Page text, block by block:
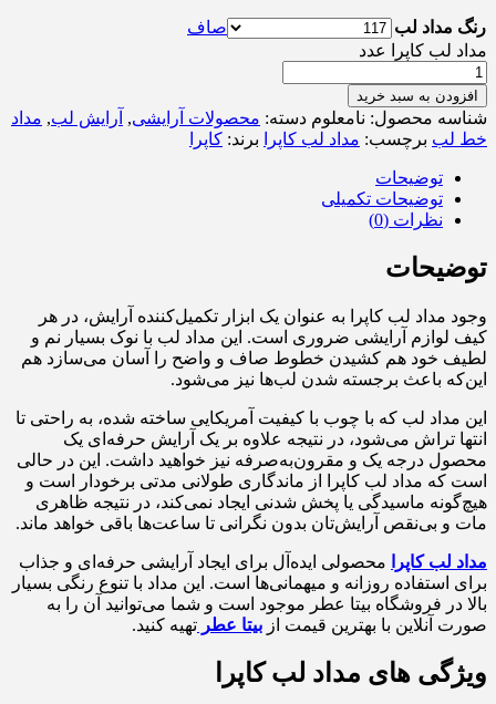
رنگ مداد لب
صاف
مداد لب کاپرا عدد
افزودن به سبد خرید
شناسه محصول: نامعلوم دسته: محصولات آرایشی, آرایش لب, مداد
خط لب برچسب: مداد لب کاپرا برند: کاپرا
توضیحات
توضیحات تکمیلی
نظرات (0)
توضیحات
وجود مداد لب کاپرا به‌ عنوان یک ابزار تکمیل‌کننده آرایش، در هر
کیف لوازم آرایشی ضروری است. این مداد لب با نوک بسیار نم و
لطیف خود هم کشیدن خطوط صاف و واضح را آسان می‌سازد هم
این‌که باعث برجسته شدن لب‌ها نیز می‌شود.
این مداد لب که با چوب با کیفیت آمریکایی ساخته شده، به راحتی تا
انتها تراش می‌شود، در نتیجه علاوه بر یک آرایش حرفه‌ای یک
محصول درجه یک و مقرون‌به‌صرفه نیز خواهید داشت. این در حالی
است که مداد لب کاپرا از ماندگاری طولانی مدتی برخودار است و
هیچ‌گونه ماسیدگی یا پخش شدنی ایجاد نمی‌کند، در نتیجه ظاهری
مات و بی‌نقص آرایش‌تان بدون نگرانی تا ساعت‌ها باقی خواهد ماند.
مداد لب کاپرا
محصولی ایده‌آل برای ایجاد آرایشی حرفه‌ای و جذاب
برای استفاده روزانه و میهمانی‌ها است. این مداد با تنوع رنگی بسیار
بالا در فروشگاه بیتا عطر موجود است و شما می‌توانید آن را به
صورت آنلاین با بهترین قیمت از بیتا عطر تهیه کنید.
ویژگی های مداد لب کاپرا